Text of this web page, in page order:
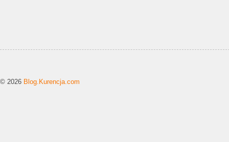
© 2026 Blog.Kurencja.com